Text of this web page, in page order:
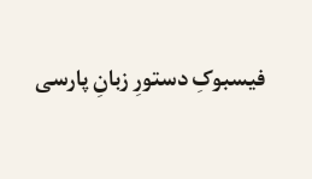
فیسبوکِ دستورِ زبانِ پارسی